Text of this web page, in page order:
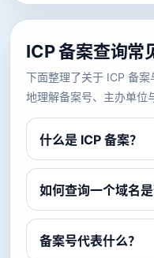
ICP 备案查询常
下面整理了关于 ICP 备
地理解备案号、主办单位
什么是 ICP 备案？
如何查询一个域名是
备案号代表什么？